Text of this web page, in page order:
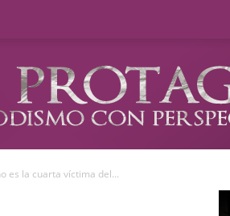
es la cuarta víctima del...